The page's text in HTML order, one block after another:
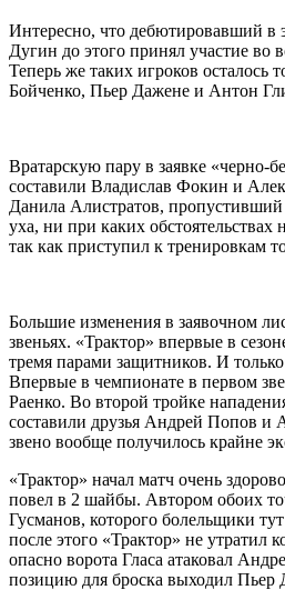
Интересно, что дебютировавший в
Дугин до этого принял участие во
Теперь же таких игроков осталось
Бойченко, Пьер Дажене и Антон
Вратарскую пару в заявке «черно-
составили Владислав Фокин и
Данила Алистратов, пропустивший
уха, ни при каких обстоятельствах
так как приступил к тренировкам
Большие изменения в заявочном
звеньях. «Трактор» впервые в
тремя парами защитников. И
Впервые в чемпионате в первом
Раенко. Во второй тройке
составили друзья Андрей Попов и
звено вообще получилось крайне
«Трактор» начал матч очень
повел в 2 шайбы. Автором обоих
Гусманов, которого болельщики
после этого «Трактор» не утратил
опасно ворота Гласа атаковал
позицию для броска выходил Пьер